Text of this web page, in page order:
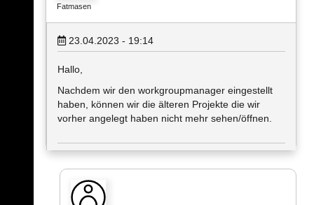
Fatmasen
23.04.2023 - 19:14
Hallo,
Nachdem wir den workgroupmanager eingestellt
haben, können wir die älteren Projekte die wir
vorher angelegt haben nicht mehr sehen/öffnen.